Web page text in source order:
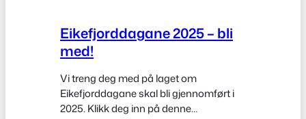
Eikefjorddagane 2025 – bli
med!
Vi treng deg med på laget om
Eikefjorddagane skal bli gjennomført i
2025. Klikk deg inn på denne